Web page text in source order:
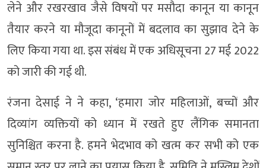
लेने और रखरखाव जैसे विषयों पर मसौदा कानून या कानून
तैयार करने या मौजूदा कानूनों में बदलाव का सुझाव देने के
लिए किया गया था. इस संबंध में एक अधिसूचना 27 मई 2022
को जारी की गई थी.
रंजना देसाई ने ने कहा, ‘हमारा जोर महिलाओं, बच्चों और
दिव्यांग व्यक्तियों को ध्यान में रखते हुए लैंगिक समानता
सुनिश्चित करना है. हमने भेदभाव को खत्म कर सभी को एक